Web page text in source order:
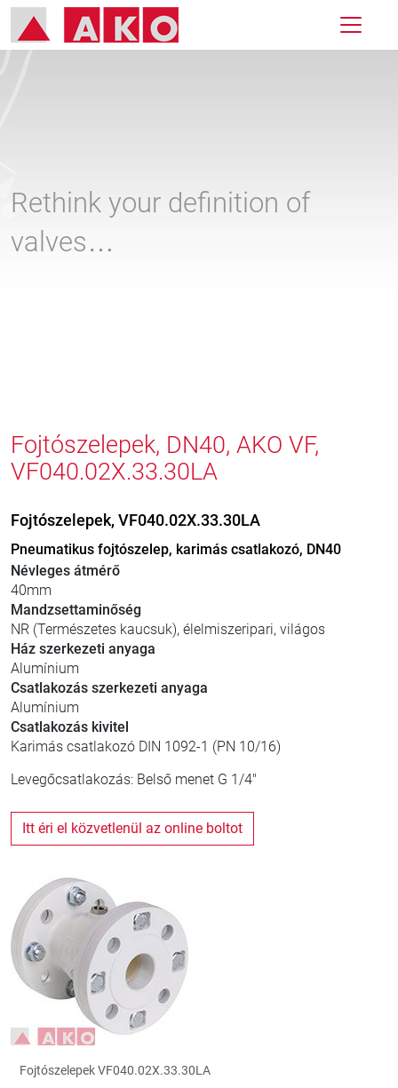
Rethink your definition of
valves…
Fojtószelepek, DN40, AKO VF,
VF040.02X.33.30LA
Fojtószelepek, VF040.02X.33.30LA
Pneumatikus fojtószelep, karimás csatlakozó, DN40
Névleges átmérő
40mm
Mandzsettaminőség
NR (Természetes kaucsuk), élelmiszeripari, világos
Ház szerkezeti anyaga
Alumínium
Csatlakozás szerkezeti anyaga
Alumínium
Csatlakozás kivitel
Karimás csatlakozó DIN 1092-1 (PN 10/16)
Levegőcsatlakozás: Belső menet G 1/4"
Itt éri el közvetlenül az online boltot
Fojtószelepek VF040.02X.33.30LA